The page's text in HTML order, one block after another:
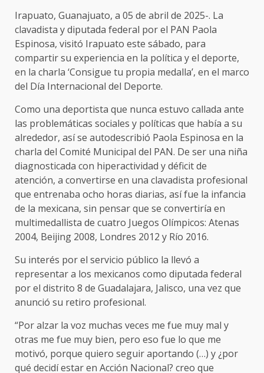
Irapuato, Guanajuato, a 05 de abril de 2025-. La
clavadista y diputada federal por el PAN Paola
Espinosa, visitó Irapuato este sábado, para
compartir su experiencia en la política y el deporte,
en la charla ‘Consigue tu propia medalla’, en el marco
del Día Internacional del Deporte.
Como una deportista que nunca estuvo callada ante
las problemáticas sociales y políticas que había a su
alrededor, así se autodescribió Paola Espinosa en la
charla del Comité Municipal del PAN. De ser una niña
diagnosticada con hiperactividad y déficit de
atención, a convertirse en una clavadista profesional
que entrenaba ocho horas diarias, así fue la infancia
de la mexicana, sin pensar que se convertiría en
multimedallista de cuatro Juegos Olímpicos: Atenas
2004, Beijing 2008, Londres 2012 y Río 2016.
Su interés por el servicio público la llevó a
representar a los mexicanos como diputada federal
por el distrito 8 de Guadalajara, Jalisco, una vez que
anunció su retiro profesional.
“Por alzar la voz muchas veces me fue muy mal y
otras me fue muy bien, pero eso fue lo que me
motivó, porque quiero seguir aportando (…) y ¿por
qué decidí estar en Acción Nacional? creo que